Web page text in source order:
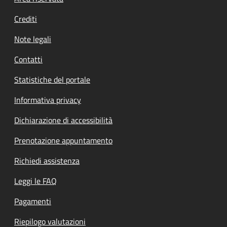
Crediti
Note legali
Contatti
Statistiche del portale
Informativa privacy
Dichiarazione di accessibilità
Prenotazione appuntamento
Richiedi assistenza
Leggi le FAQ
Pagamenti
Riepilogo valutazioni